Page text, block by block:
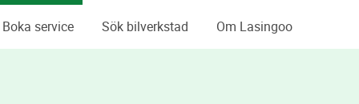
Boka service Sök bilverkstad Om Lasingoo